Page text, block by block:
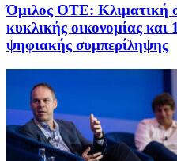
Όμιλος ΟΤΕ: Κλιματική
κυκλικής οικονομίας
ψηφιακής συμπερίληψης